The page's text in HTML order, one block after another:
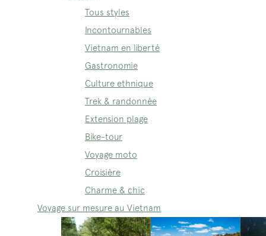
Tous styles
Incontournables
Vietnam en liberté
Gastronomie
Culture ethnique
Trek & randonnée
Extension plage
Bike-tour
Voyage moto
Croisière
Charme & chic
Voyage sur mesure au Vietnam